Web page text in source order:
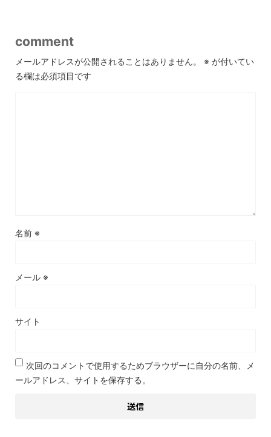
comment
メールアドレスが公開されることはありません。 ※ が付いてい
る欄は必須項目です
名前 ※
メール ※
サイト
次回のコメントで使用するためブラウザーに自分の名前、メ
ールアドレス、サイトを保存する。